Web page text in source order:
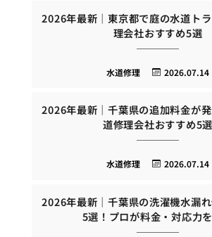
2026年最新｜東京都で庭の水道ト
理会社おすすめ5選
2026.07.14
水道修理
2026年最新｜千葉県の追加料金が
道修理会社おすすめ5選
2026.07.14
水道修理
2026年最新｜千葉県の洗濯機水漏
5選！プロが料金・対応力